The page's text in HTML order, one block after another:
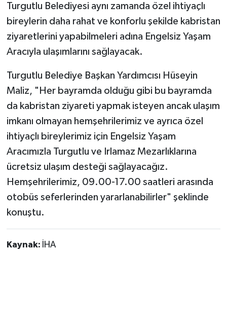
Turgutlu Belediyesi aynı zamanda özel ihtiyaçlı
bireylerin daha rahat ve konforlu şekilde kabristan
ziyaretlerini yapabilmeleri adına Engelsiz Yaşam
Aracıyla ulaşımlarını sağlayacak.
Turgutlu Belediye Başkan Yardımcısı Hüseyin
Maliz, "Her bayramda olduğu gibi bu bayramda
da kabristan ziyareti yapmak isteyen ancak ulaşım
imkanı olmayan hemşehrilerimiz ve ayrıca özel
ihtiyaçlı bireylerimiz için Engelsiz Yaşam
Aracımızla Turgutlu ve Irlamaz Mezarlıklarına
ücretsiz ulaşım desteği sağlayacağız.
Hemşehrilerimiz, 09.00-17.00 saatleri arasında
otobüs seferlerinden yararlanabilirler" şeklinde
konuştu.
Kaynak: İHA